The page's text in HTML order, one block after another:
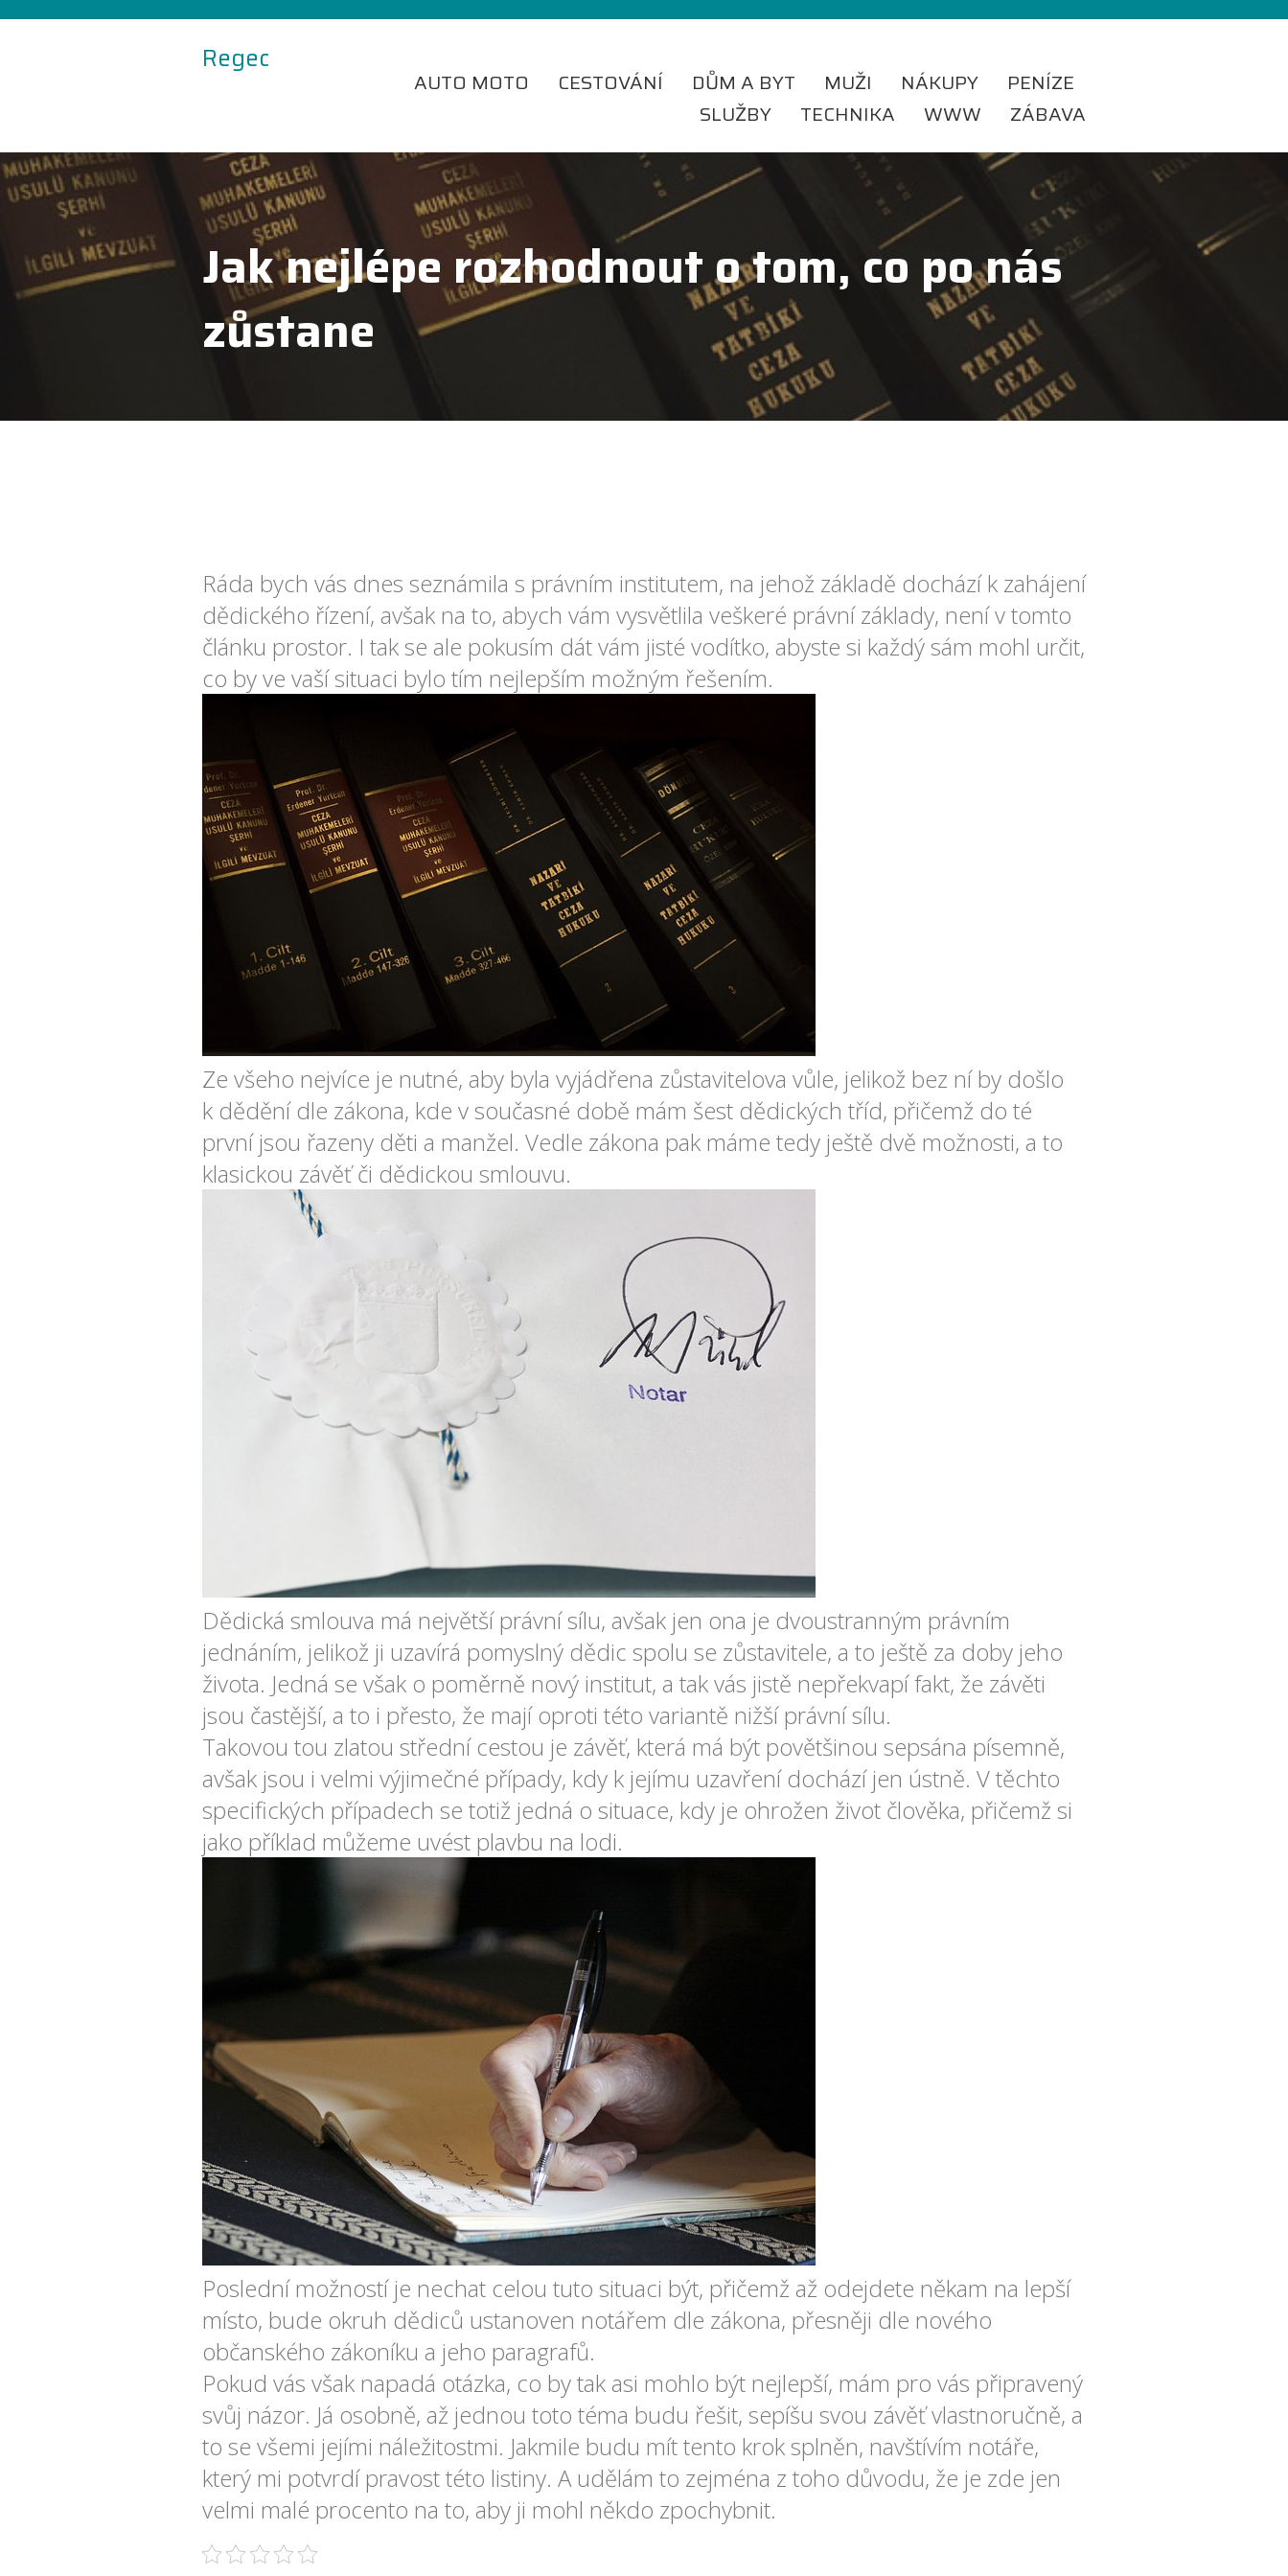
Regec
AUTO MOTO CESTOVÁNÍ DŮM A BYT MUŽI NÁKUPY
PENÍZE
SLUŽBY
TECHNIKA WWW ZÁBAVA
Jak nejlépe rozhodnout o tom, co po nás
zůstane
Ráda bych vás dnes seznámila s právním institutem, na jehož základě dochází k zahájení
dědického řízení, avšak na to, abych vám vysvětlila veškeré právní základy, není v tomto
článku prostor. I tak se ale pokusím dát vám jisté vodítko, abyste si každý sám mohl určit,
co by ve vaší situaci bylo tím nejlepším možným řešením.
Ze všeho nejvíce je nutné, aby byla vyjádřena zůstavitelova vůle, jelikož bez ní by došlo
k dědění dle zákona, kde v současné době mám šest dědických tříd, přičemž do té
první jsou řazeny děti a manžel. Vedle zákona pak máme tedy ještě dvě možnosti, a to
klasickou závěť či dědickou smlouvu.
Dědická smlouva má největší právní sílu, avšak jen ona je dvoustranným právním
jednáním, jelikož ji uzavírá pomyslný dědic spolu se zůstavitele, a to ještě za doby jeho
života. Jedná se však o poměrně nový institut, a tak vás jistě nepřekvapí fakt, že závěti
jsou častější, a to i přesto, že mají oproti této variantě nižší právní sílu.
Takovou tou zlatou střední cestou je závěť, která má být povětšinou sepsána písemně,
avšak jsou i velmi výjimečné případy, kdy k jejímu uzavření dochází jen ústně. V těchto
specifických případech se totiž jedná o situace, kdy je ohrožen život člověka, přičemž si
jako příklad můžeme uvést plavbu na lodi.
Poslední možností je nechat celou tuto situaci být, přičemž až odejdete někam na lepší
místo, bude okruh dědiců ustanoven notářem dle zákona, přesněji dle nového
občanského zákoníku a jeho paragrafů.
Pokud vás však napadá otázka, co by tak asi mohlo být nejlepší, mám pro vás připravený
svůj názor. Já osobně, až jednou toto téma budu řešit, sepíšu svou závěť vlastnoručně, a
to se všemi jejími náležitostmi. Jakmile budu mít tento krok splněn, navštívím notáře,
který mi potvrdí pravost této listiny. A udělám to zejména z toho důvodu, že je zde jen
velmi malé procento na to, aby ji mohl někdo zpochybnit.